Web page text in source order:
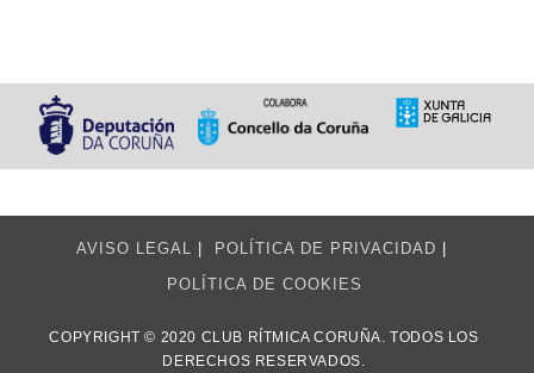
AVISO LEGAL
POLÍTICA DE PRIVACIDAD
POLÍTICA DE COOKIES
COPYRIGHT © 2020 CLUB RÍTMICA CORUÑA. TODOS LOS
DERECHOS RESERVADOS.